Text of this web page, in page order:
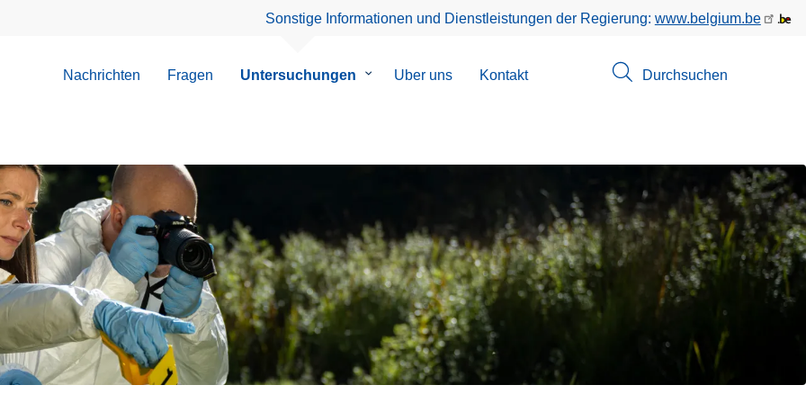
Sonstige Informationen und Dienstleistungen der Regierung: www.belgium.be
Nachrichten Fragen Untersuchungen
Untermenü
Uber uns Kontakt Durchsuchen